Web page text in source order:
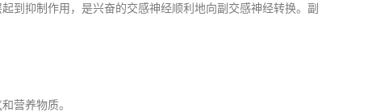
抑制作用，是兴奋的交感神经顺利地向副交感神经转换。副
营养物质。